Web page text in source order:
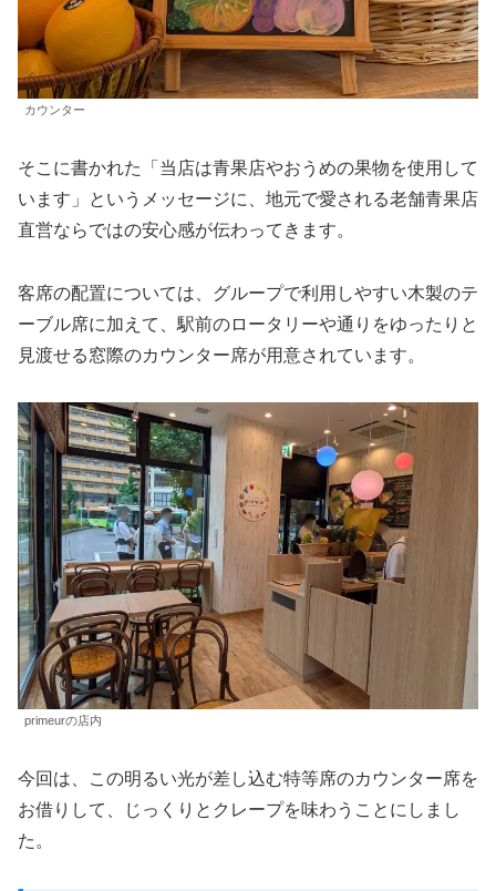
カウンター
そこに書かれた「当店は青果店やおうめの果物を使用して
います」というメッセージに、地元で愛される老舗青果店
直営ならではの安心感が伝わってきます。
客席の配置については、グループで利用しやすい木製のテ
ーブル席に加えて、駅前のロータリーや通りをゆったりと
見渡せる窓際のカウンター席が用意されています。
primeurの店内
今回は、この明るい光が差し込む特等席のカウンター席を
お借りして、じっくりとクレープを味わうことにしまし
た。